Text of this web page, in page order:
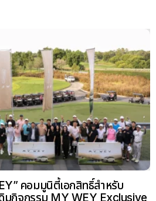
คอมมูนิตี้เอกสิทธิ์สำหรับ
ดิมกิจกรรม MY WEY Exclusive